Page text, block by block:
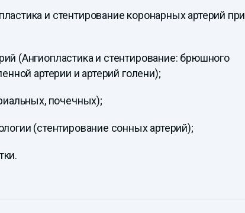
и стентирование коронарных артерий при
(Ангиопластика и стентирование: брюшного
артерии и артерий голени);
почечных);
(стентирование сонных артерий);